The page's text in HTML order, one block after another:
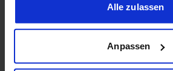
Trigger Symbol ändern oder widerrufen
Informationen über Ihre
welche bis auf einige Meter
Alle zulassen
Anpassen
Encoding